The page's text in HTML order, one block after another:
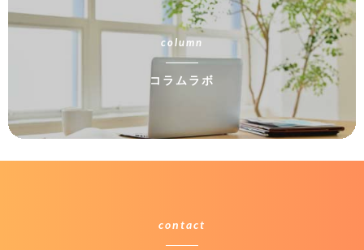
column
コラムラボ
contact